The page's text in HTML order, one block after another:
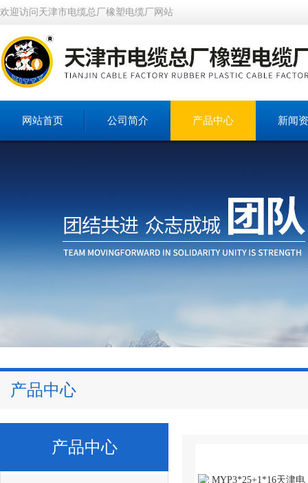
欢迎访问天津市电缆总厂橡塑电缆厂网站
网站首页 公司简介 产品中心 新闻
产品中心
产品中心